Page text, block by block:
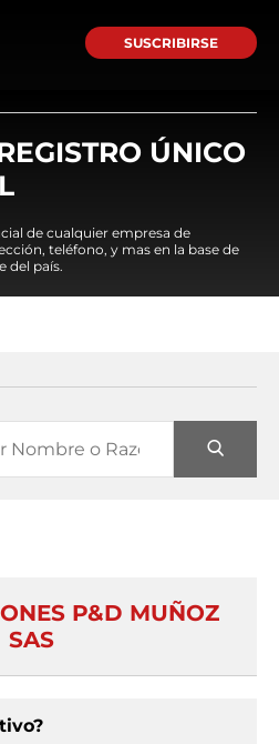
SUSCRIBIRSE
ÚNICO
de cualquier empresa de
teléfono, y mas en la base de
del país.
P&D MUÑOZ
SAS